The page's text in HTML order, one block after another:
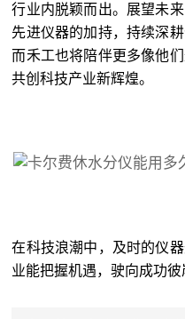
行业内脱颖而出。展望未
先进仪器的加持，持续深
而禾工也将陪伴更多像他
共创科技产业新辉煌。
在科技浪潮中，及时的仪
业能把握机遇，驶向成功彼